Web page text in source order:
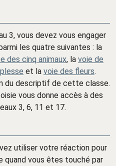
3, vous devez vous engager
les quatre suivantes : la
des cinq animaux, la voie de
et la voie des fleurs.
du descriptif de cette classe.
vous donne accès à des
3, 6, 11 et 17.
utiliser votre réaction pour
quand vous êtes touché par